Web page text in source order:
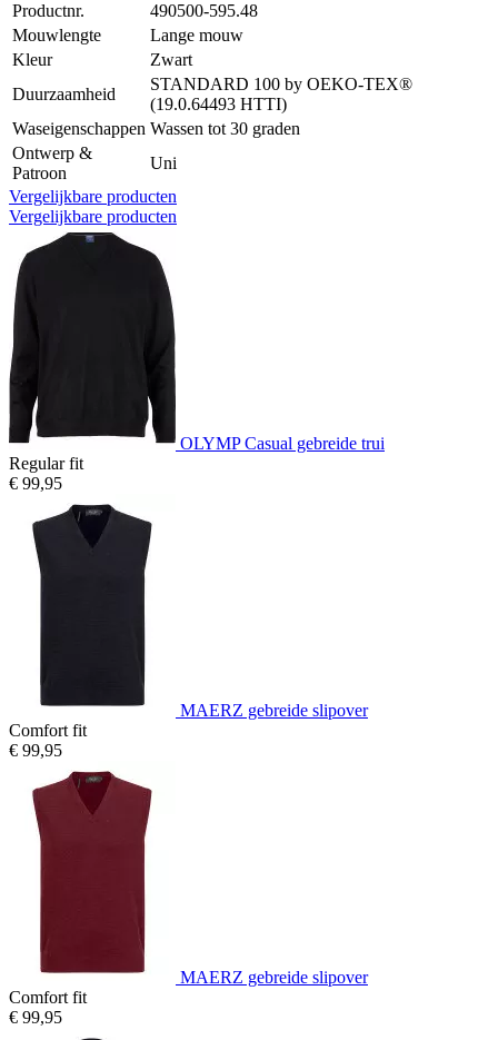
Productnr.
490500-595.48
Mouwlengte
Lange mouw
Kleur
Zwart
Duurzaamheid
STANDARD 100 by OEKO-TEX®
(19.0.64493 HTTI)
Waseigenschappen Wassen tot 30 graden
Ontwerp &
Patroon
Uni
Vergelijkbare producten
Vergelijkbare producten
OLYMP Casual gebreide trui
Regular fit
€ 99,95
MAERZ gebreide slipover
Comfort fit
€ 99,95
MAERZ gebreide slipover
Comfort fit
€ 99,95